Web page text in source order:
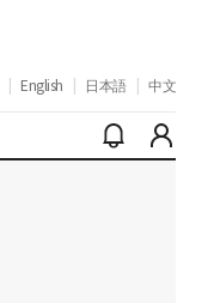
English 日本語 中文